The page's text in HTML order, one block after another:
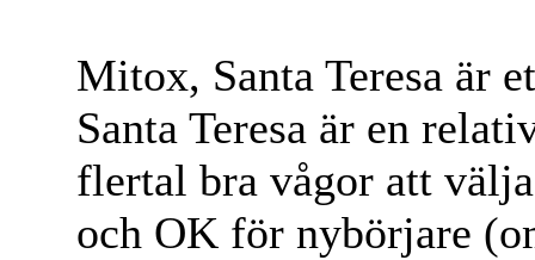
Mitox, Santa Teresa är
Santa Teresa är en
flertal bra vågor att
och OK för nybörjare